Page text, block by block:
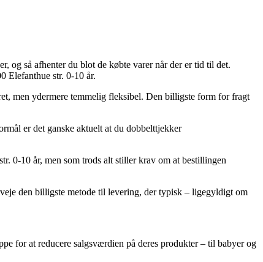
og så afhenter du blot de købte varer når der er tid til det.
Elefanthue str. 0-10 år.
men ydermere temmelig fleksibel. Den billigste form for fragt
er det ganske aktuelt at du dobbelttjekker
0-10 år, men som trods alt stiller krav om at bestillingen
den billigste metode til levering, der typisk – ligegyldigt om
for at reducere salgsværdien på deres produkter – til babyer og